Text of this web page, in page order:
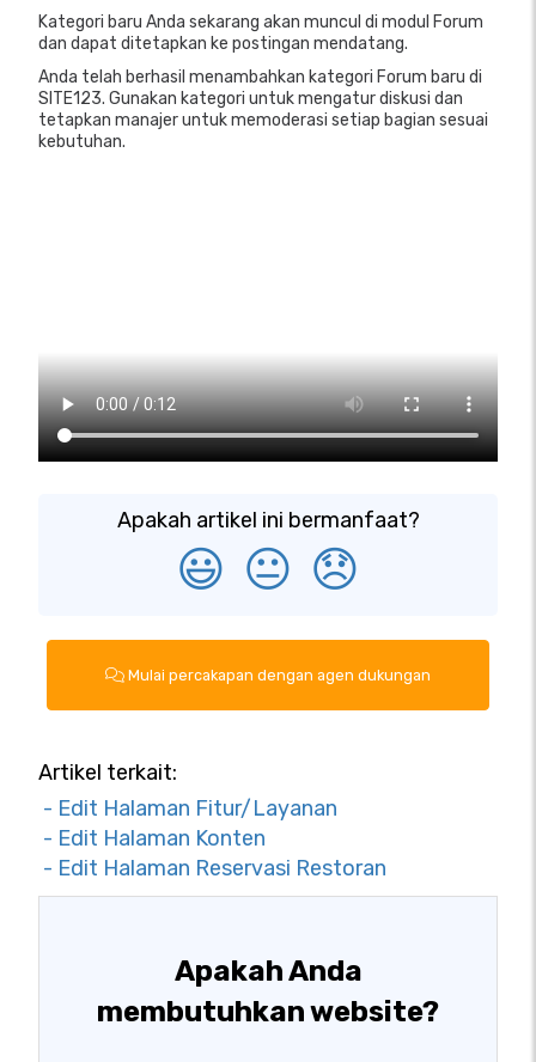
Kategori baru Anda sekarang akan muncul di modul Forum
dan dapat ditetapkan ke postingan mendatang.
Anda telah berhasil menambahkan kategori Forum baru di
SITE123. Gunakan kategori untuk mengatur diskusi dan
tetapkan manajer untuk memoderasi setiap bagian sesuai
kebutuhan.
Apakah artikel ini bermanfaat?
😃 😐 😞
Mulai percakapan dengan agen dukungan
Artikel terkait:
- Edit Halaman Fitur/Layanan
- Edit Halaman Konten
- Edit Halaman Reservasi Restoran
Apakah Anda
membutuhkan website?